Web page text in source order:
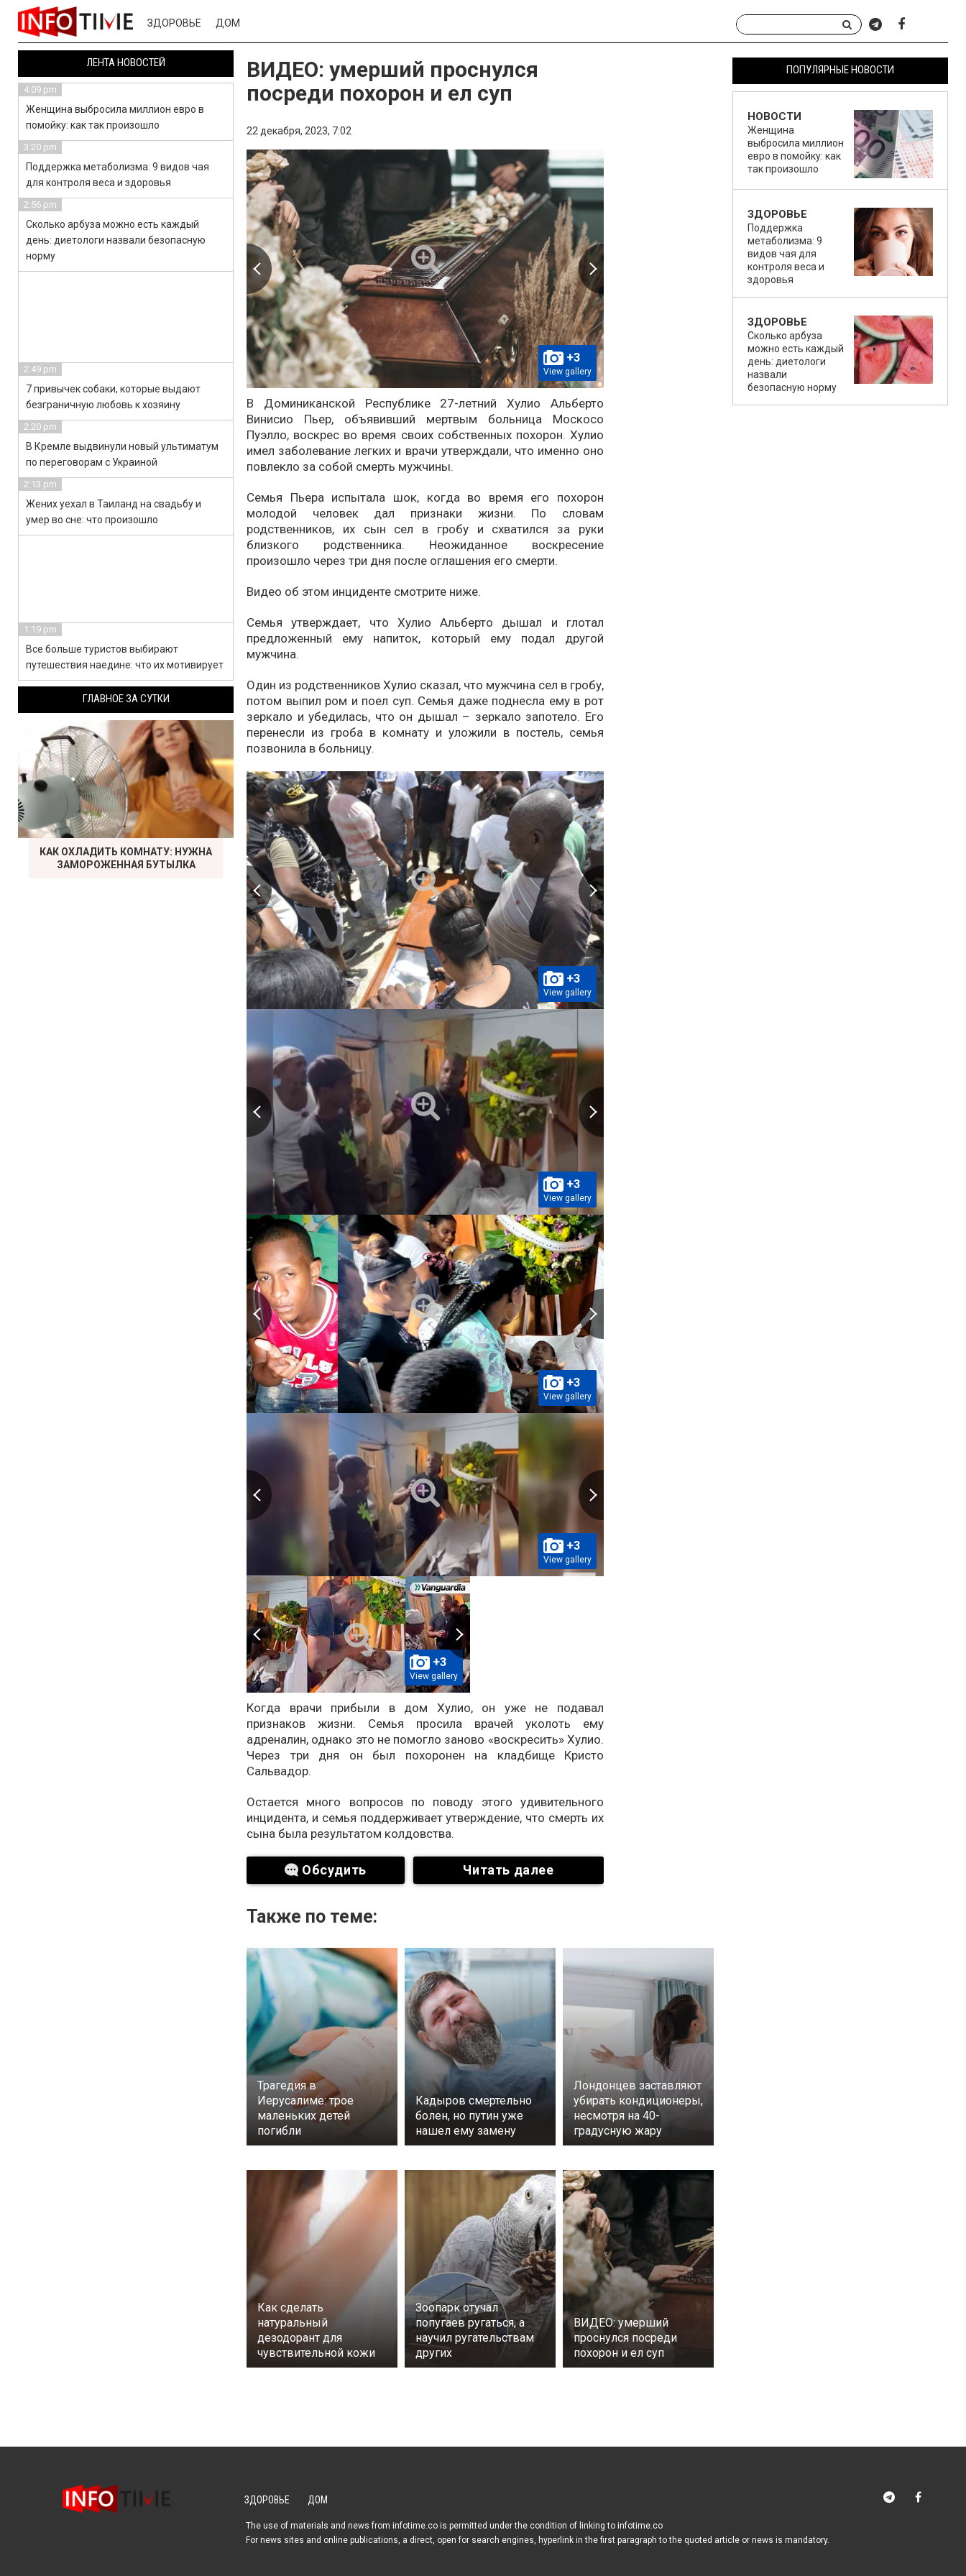
ЗДОРОВЬЕ ДОМ
ВИДЕО: умерший проснулся
посреди похорон и ел суп
22 декабря, 2023, 7:02
+3
View gallery
В Доминиканской Республике 27-летний Хулио Альберто
Винисио Пьер, объявивший мертвым больница Москосо
Пуэлло, воскрес во время своих собственных похорон. Хулио
имел заболевание легких и врачи утверждали, что именно оно
повлекло за собой смерть мужчины.
Семья Пьера испытала шок, когда во время его похорон
молодой человек дал признаки жизни. По словам
родственников, их сын сел в гробу и схватился за руки
близкого родственника. Неожиданное воскресение
произошло через три дня после оглашения его смерти.
Видео об этом инциденте смотрите ниже.
Семья утверждает, что Хулио Альберто дышал и глотал
предложенный ему напиток, который ему подал другой
мужчина.
Один из родственников Хулио сказал, что мужчина сел в гробу,
потом выпил ром и поел суп. Семья даже поднесла ему в рот
зеркало и убедилась, что он дышал – зеркало запотело. Его
перенесли из гроба в комнату и уложили в постель, семья
позвонила в больницу.
+3
View gallery
+3
View gallery
+3
View gallery
+3
View gallery
+3
View gallery
Когда врачи прибыли в дом Хулио, он уже не подавал
признаков жизни. Семья просила врачей уколоть ему
адреналин, однако это не помогло заново «воскресить» Хулио.
Через три дня он был похоронен на кладбище Кристо
Сальвадор.
Остается много вопросов по поводу этого удивительного
инцидента, и семья поддерживает утверждение, что смерть их
сына была результатом колдовства.
Обсудить Читать далее
Также по теме:
Трагедия в
Иерусалиме: трое
маленьких детей
погибли
Кадыров смертельно
болен, но путин уже
нашел ему замену
Лондонцев заставляют
убирать кондиционеры,
несмотря на 40-
градусную жару
Как сделать
натуральный
дезодорант для
чувствительной кожи
Зоопарк отучал
попугаев ругаться, а
научил ругательствам
других
ВИДЕО: умерший
проснулся посреди
похорон и ел суп
ПОПУЛЯРНЫЕ НОВОСТИ
НОВОСТИ
Женщина
выбросила миллион
евро в помойку: как
так произошло
ЗДОРОВЬЕ
Поддержка
метаболизма: 9
видов чая для
контроля веса и
здоровья
ЗДОРОВЬЕ
Сколько арбуза
можно есть каждый
день: диетологи
назвали
безопасную норму
ЛЕНТА НОВОСТЕЙ
4:09 pm
Женщина выбросила миллион евро в
помойку: как так произошло
3:20 pm
Поддержка метаболизма: 9 видов чая
для контроля веса и здоровья
2:56 pm
Сколько арбуза можно есть каждый
день: диетологи назвали безопасную
норму
2:49 pm
7 привычек собаки, которые выдают
безграничную любовь к хозяину
2:20 pm
В Кремле выдвинули новый ультиматум
по переговорам с Украиной
2:13 pm
Жених уехал в Таиланд на свадьбу и
умер во сне: что произошло
1:19 pm
Все больше туристов выбирают
путешествия наедине: что их мотивирует
ГЛАВНОЕ ЗА СУТКИ
КАК ОХЛАДИТЬ КОМНАТУ: НУЖНА
ЗАМОРОЖЕННАЯ БУТЫЛКА
ЗДОРОВЬЕ ДОМ
The use of materials and news from infotime.co is permitted under the condition of linking to infotime.co
For news sites and online publications, a direct, open for search engines, hyperlink in the first paragraph to the quoted article or news is mandatory.